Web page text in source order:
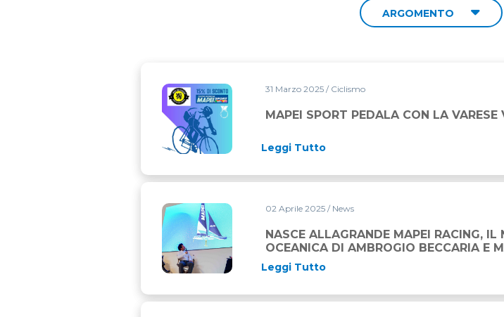
ARGOMENTO
MAPEI SPORT PEDALA CON LA VARESE VAN VLAANDEREN
31 Marzo 2025 / Ciclismo
MAPEI SPORT PEDALA CON LA VARESE
Leggi Tutto
NASCE ALLAGRANDE MAPEI RACING, IL NUOVO PROGETTO DI
02 Aprile 2025 / News
NASCE ALLAGRANDE MAPEI RACING,
OCEANICA DI AMBROGIO BECCARIA E
Leggi Tutto